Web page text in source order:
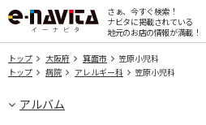
さぁ、今すぐ検索！
ナビタに掲載されている
地元のお店の情報が満載！
トップ 大阪府 箕面市
笠原小児科
トップ
病院 アレルギー科 笠原小児科
アルバム